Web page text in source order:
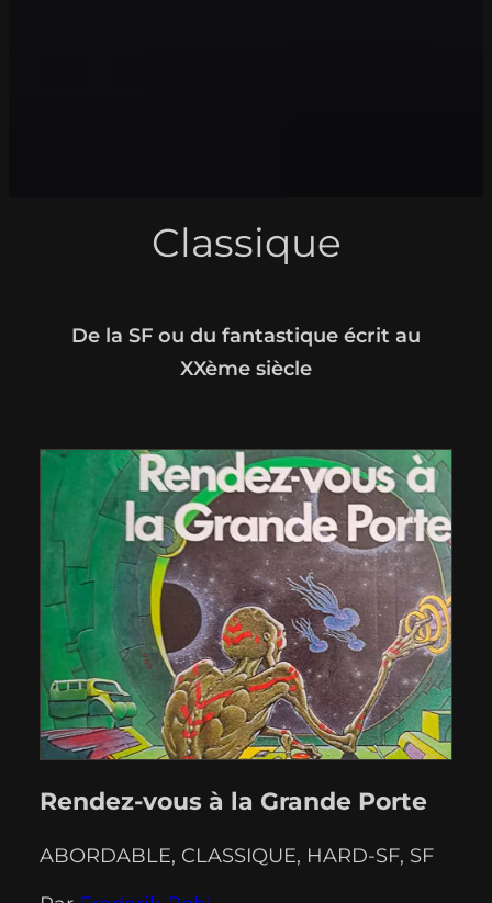
Classique
De la SF ou du fantastique écrit au
XXème siècle
Rendez-vous à la Grande Porte
ABORDABLE, CLASSIQUE, HARD-SF, SF